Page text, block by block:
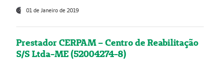
01 de Janeiro de 2019
Prestador CERPAM – Centro de Reabilitação
S/S Ltda-ME (52004274-8)